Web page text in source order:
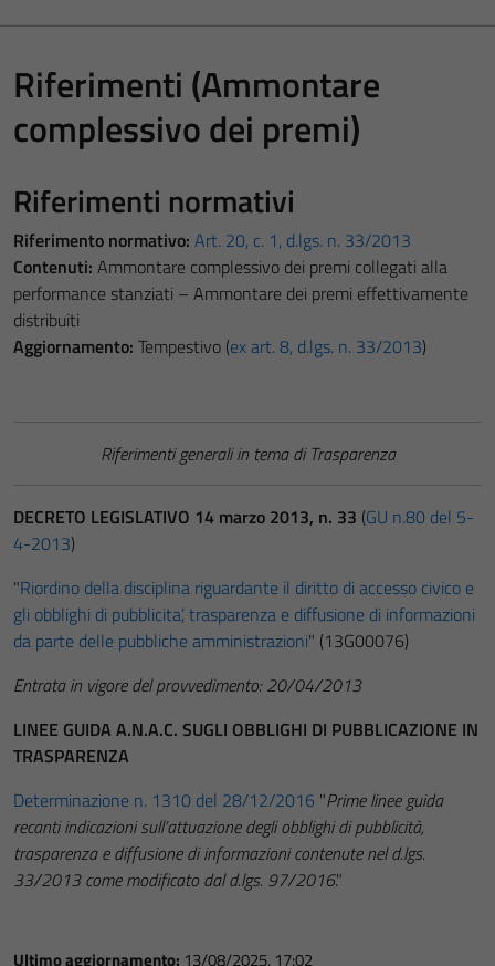
Riferimenti (Ammontare
complessivo dei premi)
Riferimenti normativi
Riferimento normativo: Art. 20, c. 1, d.lgs. n. 33/2013
Contenuti: Ammontare complessivo dei premi collegati alla
performance stanziati – Ammontare dei premi effettivamente
distribuiti
Aggiornamento: Tempestivo (ex art. 8, d.lgs. n. 33/2013)
Riferimenti generali in tema di Trasparenza
DECRETO LEGISLATIVO 14 marzo 2013, n. 33 (GU n.80 del 5-
4-2013)
"Riordino della disciplina riguardante il diritto di accesso civico e
gli obblighi di pubblicita’, trasparenza e diffusione di informazioni
da parte delle pubbliche amministrazioni" (13G00076)
Entrata in vigore del provvedimento: 20/04/2013
LINEE GUIDA A.N.A.C. SUGLI OBBLIGHI DI PUBBLICAZIONE IN
TRASPARENZA
Determinazione n. 1310 del 28/12/2016 "Prime linee guida
recanti indicazioni sull’attuazione degli obblighi di pubblicità,
trasparenza e diffusione di informazioni contenute nel d.lgs.
33/2013 come modificato dal d.lgs. 97/2016."
Ultimo aggiornamento: 13/08/2025, 17:02